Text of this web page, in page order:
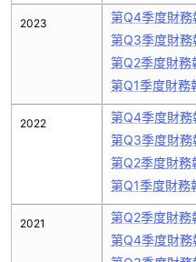
2023
2022
2021
第Q4季度財務
第Q3季度財務
第Q2季度財務
第Q1季度財務
第Q4季度財務
第Q3季度財務
第Q2季度財務
第Q1季度財務
第Q2季度財務
第Q4季度財務